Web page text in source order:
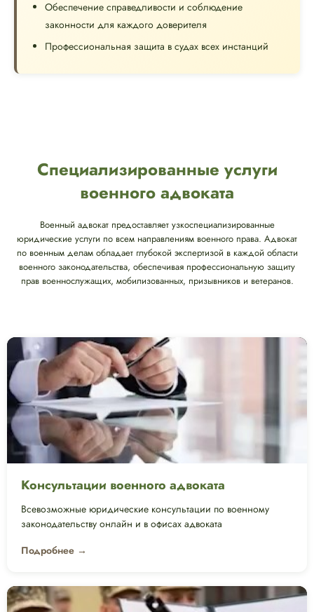
Обеспечение справедливости и соблюдение
законности для каждого доверителя
Профессиональная защита в судах всех инстанций
Специализированные услуги
военного адвоката
Военный адвокат предоставляет узкоспециализированные
юридические услуги по всем направлениям военного права. Адвокат
по военным делам обладает глубокой экспертизой в каждой области
военного законодательства, обеспечивая профессиональную защиту
прав военнослужащих, мобилизованных, призывников и ветеранов.
Консультации военного адвоката
Всевозможные юридические консультации по военному
законодательству онлайн и в офисах адвоката
Подробнее →